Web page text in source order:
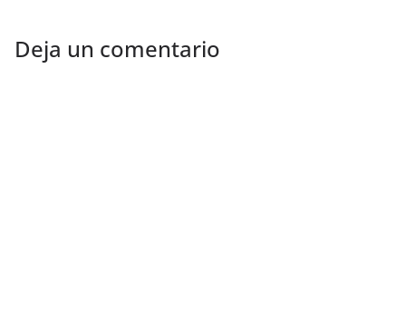
Deja un comentario